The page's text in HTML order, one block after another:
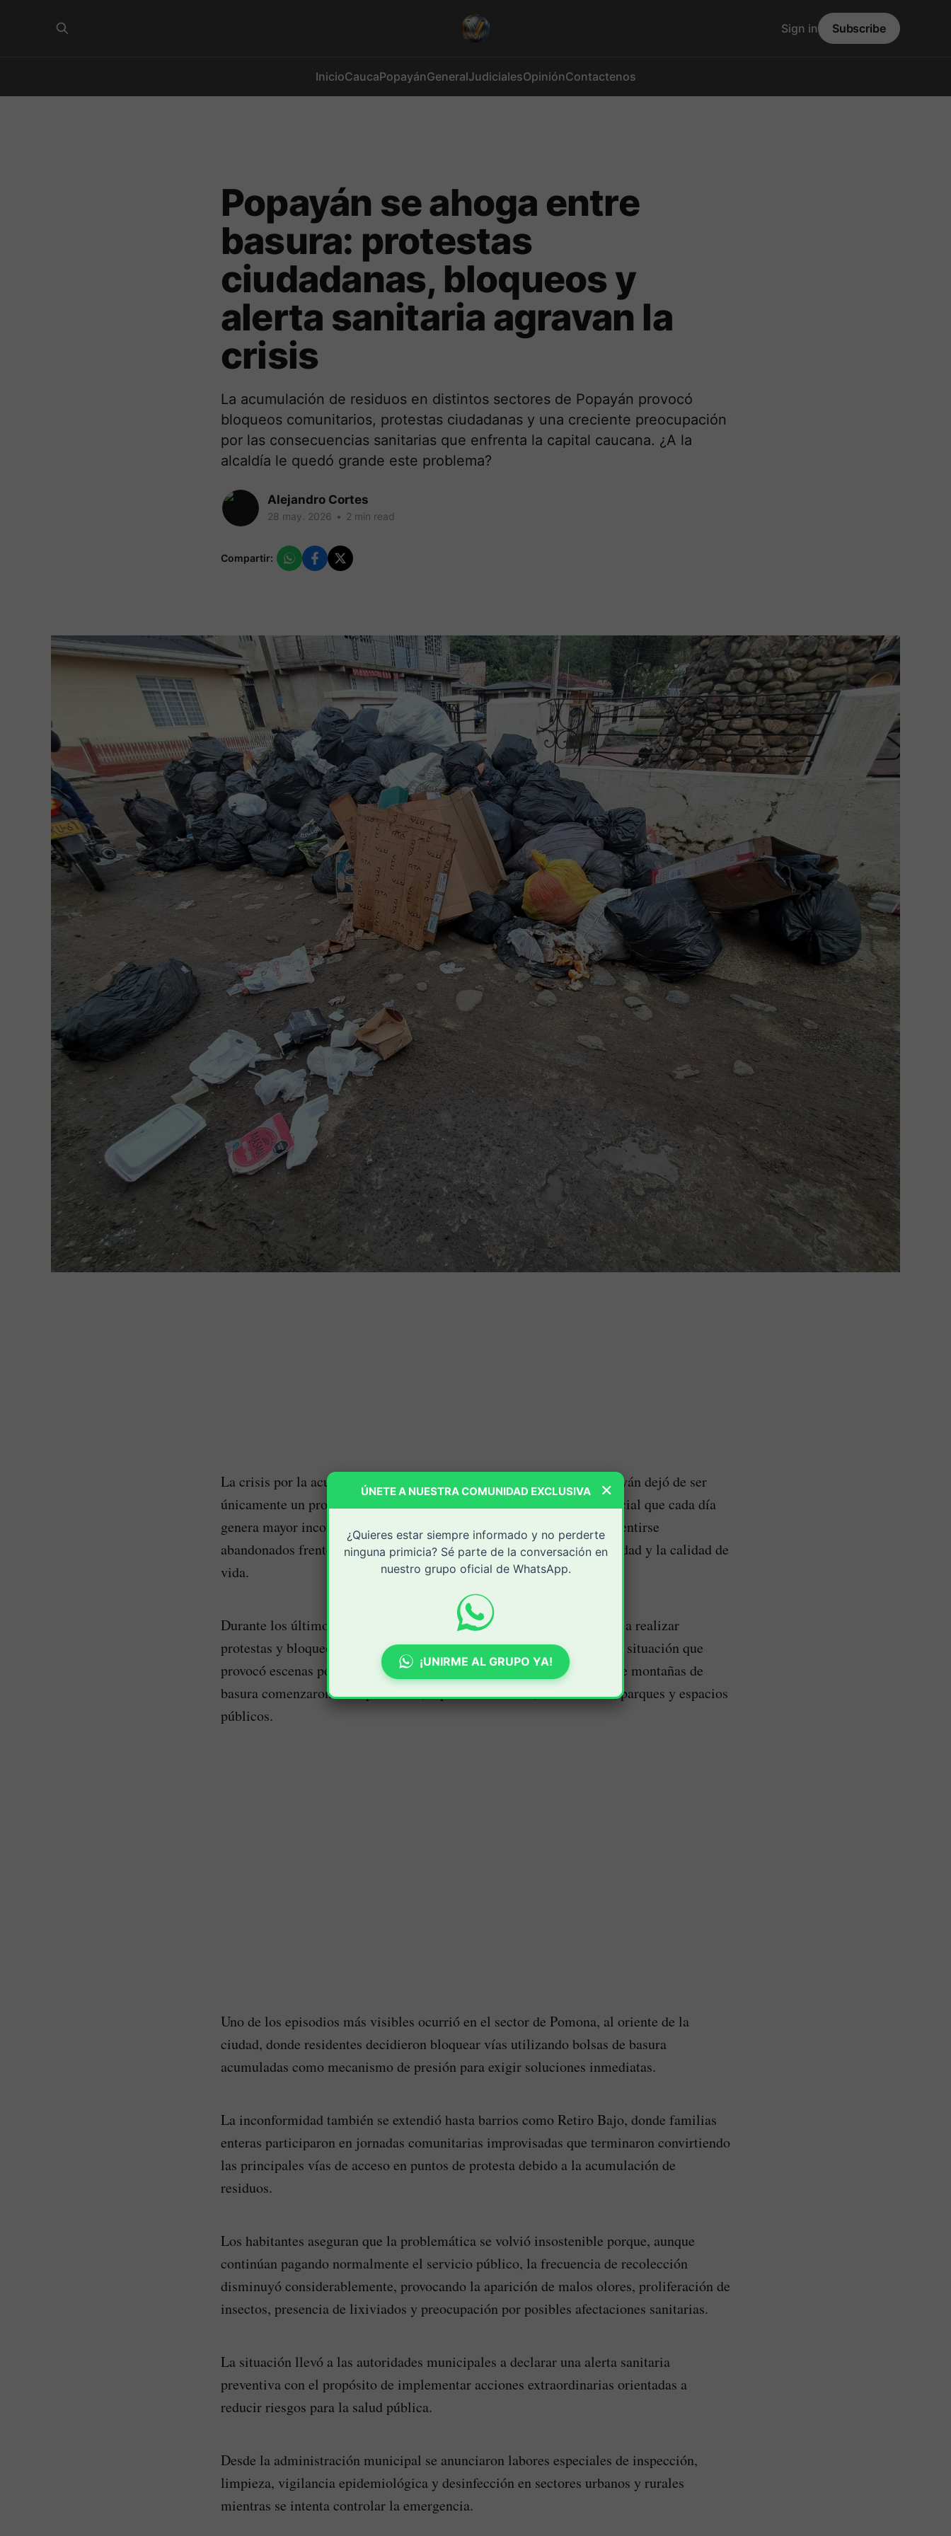
InicioCaucaPopayánGeneralJudicialesOpiniónContactenos
Sign in Subscribe
Popayán se ahoga entre
basura: protestas
ciudadanas, bloqueos y
alerta sanitaria agravan la
crisis
La acumulación de residuos en distintos sectores de Popayán provocó
bloqueos comunitarios, protestas ciudadanas y una creciente preocupación
por las consecuencias sanitarias que enfrenta la capital caucana. ¿A la
alcaldía le quedó grande este problema?
Alejandro Cortes
28 may. 2026 • 2 min read
Compartir:
La crisis por la acumulación de residuos sólidos en la ciudad de Popa yán dejó de ser
únicamente un problema operativo para convertirse en un conflicto social que cada día
genera mayor inconformidad entre miles de habitantes que aseguran sentirse
abandonados frente a una emergencia que ya afecta la salud, la movilidad y la calidad de
vida.
Durante los últimos días, habitantes de diferentes barrios comenzaron a realizar
protestas y bloqueos ante la falta de recolección oportuna de residuos, situación que
provocó escenas poco habituales en varios sectores de la ciudad, donde montañas de
basura comenzaron a ocupar calles, separadores viales, zonas verdes, parques y espacios
públicos.
Uno de los episodios más visibles ocurrió en el sector de Pomona, al oriente de la
ciudad, donde residentes decidieron bloquear vías utilizando bolsas de basura
acumuladas como mecanismo de presión para exigir soluciones inmediatas.
La inconformidad también se extendió hasta barrios como Retiro Bajo, donde familias
enteras participaron en jornadas comunitarias improvisadas que terminaron convirtiendo
las principales vías de acceso en puntos de protesta debido a la acumulación de
residuos.
Los habitantes aseguran que la problemática se volvió insostenible porque, aunque
continúan pagando normalmente el servicio público, la frecuencia de recolección
disminuyó considerablemente, provocando la aparición de malos olores, proliferación de
insectos, presencia de lixiviados y preocupación por posibles afectaciones sanitarias.
La situación llevó a las autoridades municipales a declarar una alerta sanitaria
preventiva con el propósito de implementar acciones extraordinarias orientadas a
reducir riesgos para la salud pública.
Desde la administración municipal se anunciaron labores especiales de inspección,
limpieza, vigilancia epidemiológica y desinfección en sectores urbanos y rurales
mientras se intenta controlar la emergencia.
×
ÚNETE A NUESTRA COMUNIDAD EXCLUSIVA
¿Quieres estar siempre informado y no perderte
ninguna primicia? Sé parte de la conversación en
nuestro grupo oficial de WhatsApp.
¡UNIRME AL GRUPO YA!